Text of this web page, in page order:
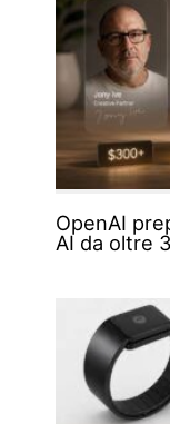
OpenAI
AI da oltre